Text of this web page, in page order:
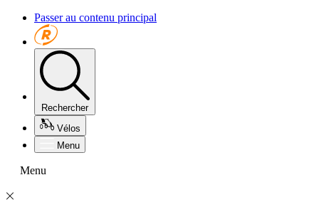
Passer au contenu principal
Rechercher
Vélos
Menu
Menu